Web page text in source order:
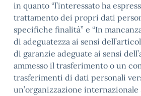
in quanto “l’interessato ha
trattamento dei propri dati
specifiche finalità” e “In
di adeguatezza ai sensi
di garanzie adeguate ai sensi
ammesso il trasferimento o un
trasferimenti di dati personali
un’organizzazione internazionale